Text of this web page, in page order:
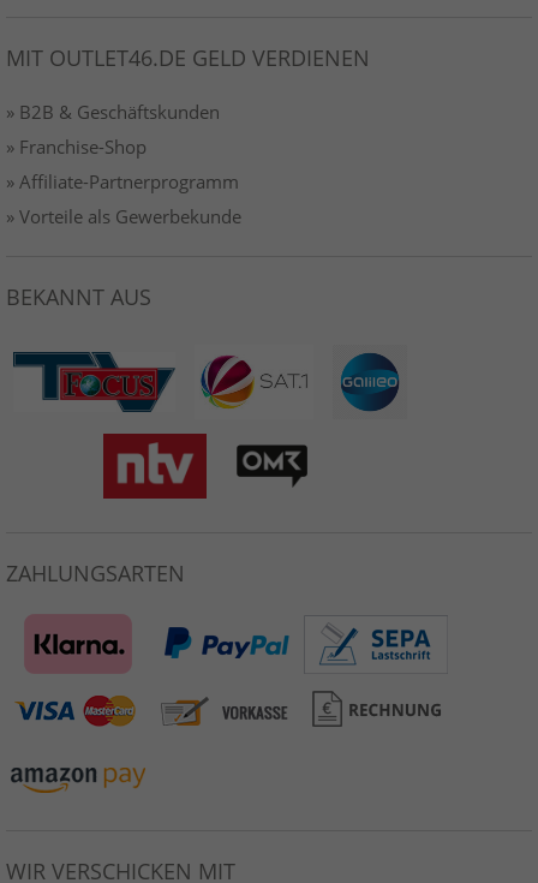
MIT OUTLET46.DE GELD VERDIENEN
» B2B & Geschäftskunden
» Franchise-Shop
» Affiliate-Partnerprogramm
» Vorteile als Gewerbekunde
BEKANNT AUS
ZAHLUNGSARTEN
WIR VERSCHICKEN MIT